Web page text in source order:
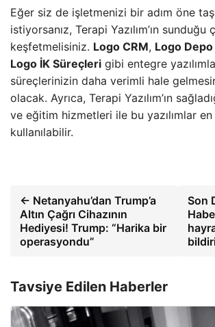
Eğer siz de işletmenizi bir adım öne
istiyorsanız, Terapi Yazılım’ın sunduğu
keşfetmelisiniz. Logo CRM, Logo
Logo İK Süreçleri gibi entegre
süreçlerinizin daha verimli hale
olacak. Ayrıca, Terapi Yazılım’ın
ve eğitim hizmetleri ile bu yazılımlar
kullanılabilir.
← Netanyahu’dan Trump’a
Altın Çağrı Cihazının
Hediyesi! Trump: “Harika bir
operasyondu”
Son
Tavsiye Edilen Haberler